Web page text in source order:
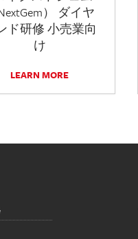
NextGem） ダイヤ
ド研修 小売業向
け
LEARN MORE